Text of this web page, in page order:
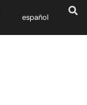
español